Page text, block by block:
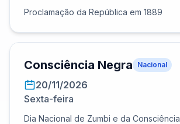
Proclamação da República em 1889
Consciência Negra Nacional
20/11/2026
Sexta-feira
Dia Nacional de Zumbi e da Consciência